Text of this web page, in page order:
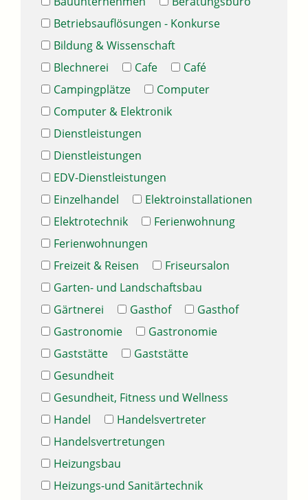
Betriebsauflösungen - Konkurse
Bildung & Wissenschaft
Blechnerei
Cafe
Café
Campingplätze
Computer
Computer & Elektronik
Dienstleistungen
Dienstleistungen
EDV-Dienstleistungen
Einzelhandel
Elektroinstallationen
Elektrotechnik
Ferienwohnung
Ferienwohnungen
Freizeit & Reisen
Friseursalon
Garten- und Landschaftsbau
Gärtnerei
Gasthof
Gasthof
Gastronomie
Gastronomie
Gaststätte
Gaststätte
Gesundheit
Gesundheit, Fitness und Wellness
Handel
Handelsvertreter
Handelsvertretungen
Heizungsbau
Heizungs-und Sanitärtechnik